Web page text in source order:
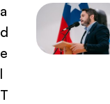
a
d
e
l
T